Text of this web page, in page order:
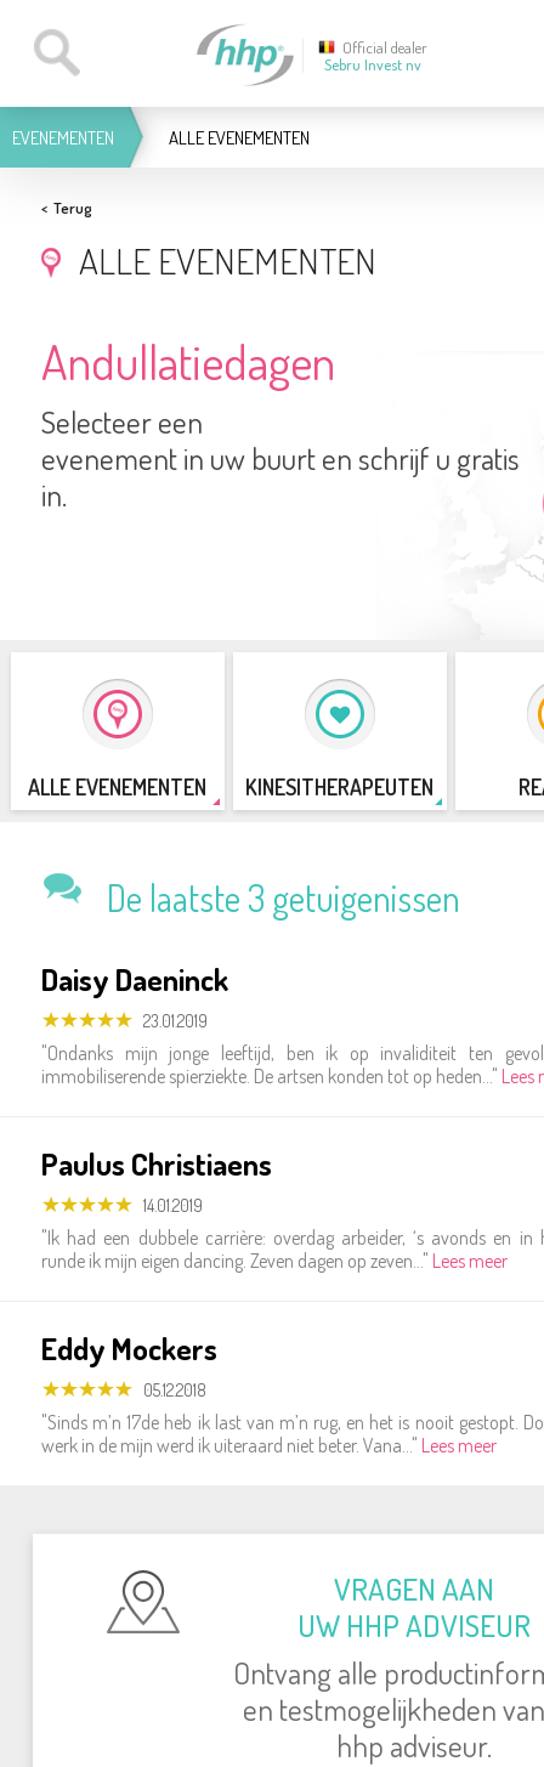
Official dealer
Sebru Invest nv
EVENEMENTEN ALLE EVENEMENTEN
< Terug
ALLE EVENEMENTEN
Andullatiedagen
Selecteer een
evenement in uw buurt en schrijf u gratis
in.
ALLE EVENEMENTEN KINESITHERAPEUTEN
De laatste 3 getuigenissen
Daisy Daeninck
23.01.2019
"Ondanks mijn jonge leeftijd, ben ik op invaliditeit ten
immobiliserende spierziekte. De artsen konden tot op heden..." Lees
Paulus Christiaens
14.01.2019
"Ik had een dubbele carrière: overdag arbeider, ‘s avonds en in
runde ik mijn eigen dancing. Zeven dagen op zeven..." Lees meer
Eddy Mockers
05.12.2018
"Sinds m’n 17de heb ik last van m’n rug, en het is nooit gestopt.
werk in de mijn werd ik uiteraard niet beter. Vana..." Lees meer
VRAGEN AAN
UW HHP ADVISEUR
Ontvang alle
en testmogelijkheden
hhp adviseur.